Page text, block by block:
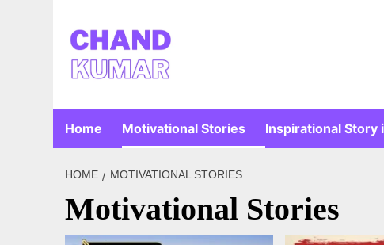
content
Home Motivational Stories Inspirational Story
HOME MOTIVATIONAL STORIES
Motivational Stories